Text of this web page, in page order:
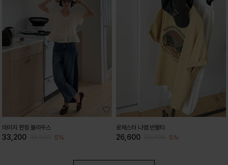
데이지 펀칭 블라우스
33,200 5%
로체스터 나염 반팔티
26,600 5%